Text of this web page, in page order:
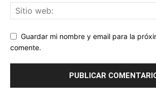
Guardar mi nombre y email para la
comente.